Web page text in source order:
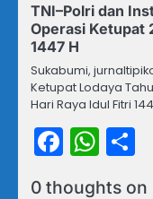
TNI–Polri dan
Operasi Ketupat
1447 H
Sukabumi,
Ketupat Lodaya
Hari Raya Idul Fitri
0 thoughts on